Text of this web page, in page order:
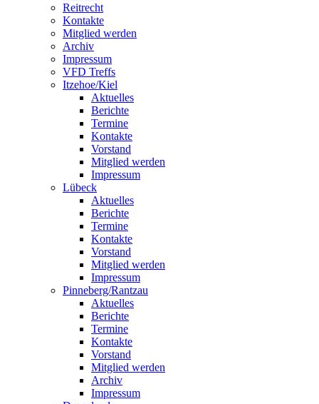
Reitrecht
Kontakte
Mitglied werden
Archiv
Impressum
VFD Treffs
Itzehoe/Kiel
Aktuelles
Berichte
Termine
Kontakte
Vorstand
Mitglied werden
Impressum
Lübeck
Aktuelles
Berichte
Termine
Kontakte
Vorstand
Mitglied werden
Impressum
Pinneberg/Rantzau
Aktuelles
Berichte
Termine
Kontakte
Vorstand
Mitglied werden
Archiv
Impressum